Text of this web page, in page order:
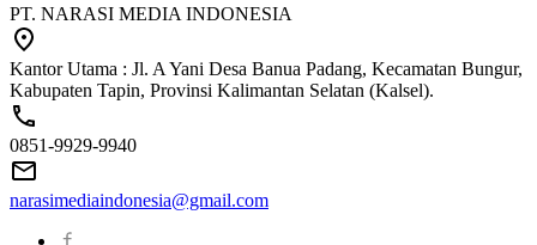
PT. NARASI MEDIA INDONESIA
Kantor Utama : Jl. A Yani Desa Banua Padang, Kecamatan Bungur,
Kabupaten Tapin, Provinsi Kalimantan Selatan (Kalsel).
0851-9929-9940
narasimediaindonesia@gmail.com